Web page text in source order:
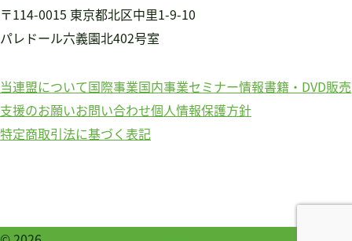
〒114-0015 東京都北区中里1-9-10
パレドール六義園北402号室
当連盟について国際事業国内事業セミナー情報書籍・DVD販売
支援のお願いお問い合わせ個人情報保護方針
特定商取引法に基づく表記